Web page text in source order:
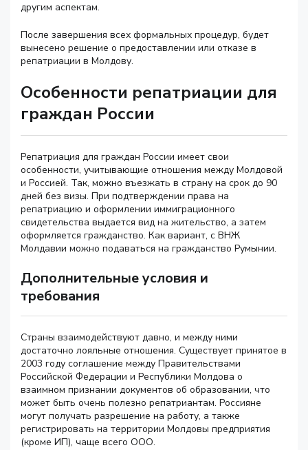
другим аспектам.
После завершения всех формальных процедур, будет
вынесено решение о предоставлении или отказе в
репатриации в Молдову.
Особенности репатриации для
граждан России
Репатриация для граждан России имеет свои
особенности, учитывающие отношения между Молдовой
и Россией. Так, можно въезжать в страну на срок до 90
дней без визы. При подтверждении права на
репатриацию и оформлении иммиграционного
свидетельства выдается вид на жительство, а затем
оформляется гражданство. Как вариант, с ВНЖ
Молдавии можно подаваться на гражданство Румынии.
Дополнительные условия и
требования
Страны взаимодействуют давно, и между ними
достаточно лояльные отношения. Существует принятое в
2003 году соглашение между Правительствами
Российской Федерации и Республики Молдова о
взаимном признании документов об образовании, что
может быть очень полезно репатриантам. Россияне
могут получать разрешение на работу, а также
регистрировать на территории Молдовы предприятия
(кроме ИП), чаще всего ООО.